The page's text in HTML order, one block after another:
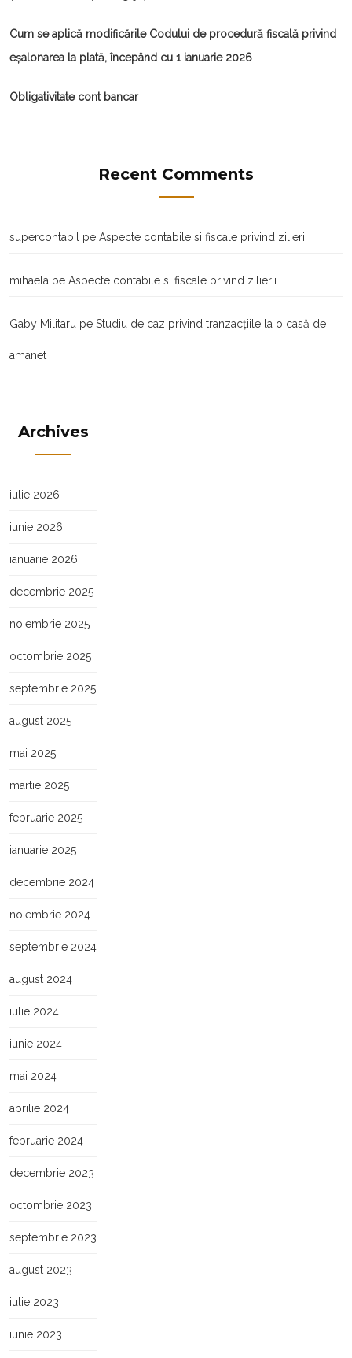
Cum se aplică modificările Codului de procedură fiscală privind
eșalonarea la plată, începând cu 1 ianuarie 2026
Obligativitate cont bancar
Recent Comments
supercontabil pe Aspecte contabile si fiscale privind zilierii
mihaela pe Aspecte contabile si fiscale privind zilierii
Gaby Militaru pe Studiu de caz privind tranzacţiile la o casă de
amanet
Archives
iulie 2026
iunie 2026
ianuarie 2026
decembrie 2025
noiembrie 2025
octombrie 2025
septembrie 2025
august 2025
mai 2025
martie 2025
februarie 2025
ianuarie 2025
decembrie 2024
noiembrie 2024
septembrie 2024
august 2024
iulie 2024
iunie 2024
mai 2024
aprilie 2024
februarie 2024
decembrie 2023
octombrie 2023
septembrie 2023
august 2023
iulie 2023
iunie 2023